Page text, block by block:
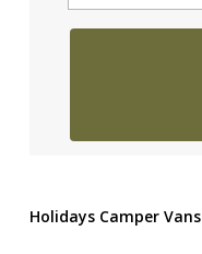
Holidays Camper Vans